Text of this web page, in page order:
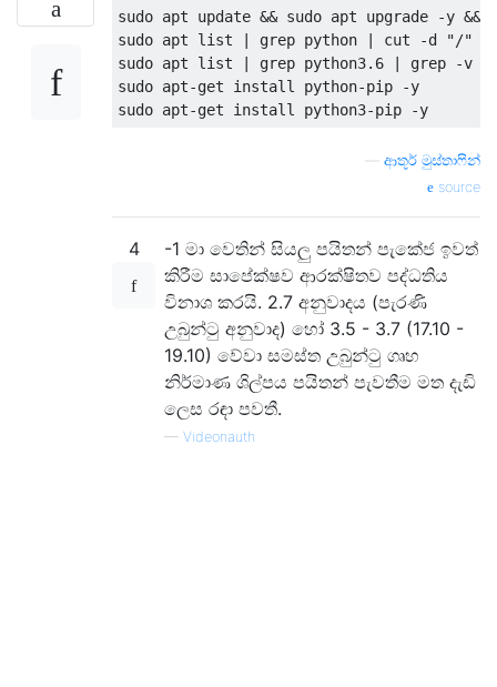
sudo apt update && sudo apt upgrade -y &&
sudo apt list
grep python cut -d "/"
sudo apt list
grep python3. 6 grep -v
sudo apt-get install python-pip -y
sudo apt-get install python3-pip -y
ආතූර් මුස්තාෆින්
source
4
-1 මා වෙතින් සියලු පයිතන් පැකේජ ඉවත්
කිරීම සාපේක්ෂව ආරක්ෂිතව පද්ධතිය
විනාශ කරයි. 2.7 අනුවාදය (පැරණි
උබුන්ටු අනුවාද) හෝ 3.5 - 3.7 (17.10 -
19.10) වේවා සමස්ත උබුන්ටු ගෘහ
නිර්මාණ ශිල්පය පයිතන් පැවතීම මත දැඩි
ලෙස රඳා පවතී.
— Videonauth